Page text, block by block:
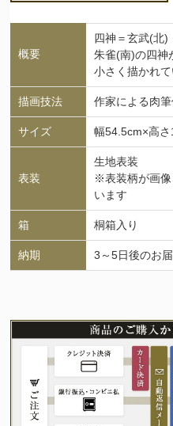
概要
四神＝玄武(北)
朱雀(南)の四神
小さく描かれ
描画技法 作家による肉
サイズ 幅54.5cm×高さ
表装
生地表装
※表装柄が画
います
箱 桐箱入り
納期 3～5日後のお